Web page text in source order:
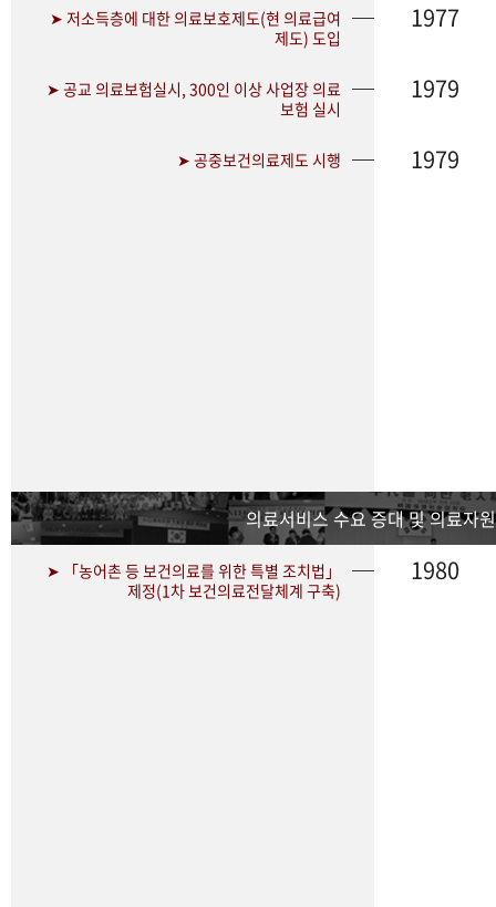
➤ 저소득층에 대한 의료보호제도(현 의료급여
제도) 도입
1977
➤ 공교 의료보험실시, 300인 이상 사업장 의료
보험 실시
1979
➤ 공중보건의료제도 시행 1979
의료서비스 수요 증대 및 의료자
➤ 「농어촌 등 보건의료를 위한 특별 조치법」
제정(1차 보건의료전달체계 구축)
1980